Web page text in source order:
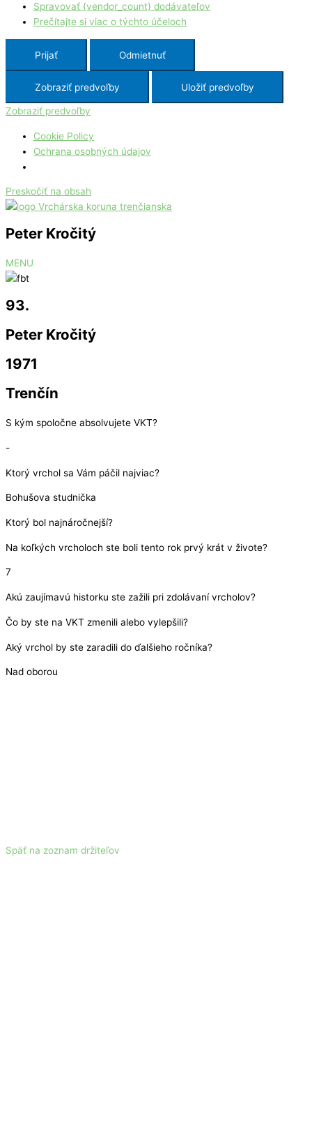
Spravovať {vendor_count} dodávateľov
Prečítajte si viac o týchto účeloch
Prijať Odmietnuť
Zobraziť predvoľby Uložiť predvoľby
Zobraziť predvoľby
Cookie Policy
Ochrana osobných údajov
Preskočiť na obsah
Peter Kročitý
MENU
93.
Peter Kročitý
1971
Trenčín
S kým spoločne absolvujete VKT?
-
Ktorý vrchol sa Vám páčil najviac?
Bohušova studnička
Ktorý bol najnáročnejší?
Na koľkých vrcholoch ste boli tento rok prvý krát v živote?
7
Akú zaujímavú historku ste zažili pri zdolávaní vrcholov?
Čo by ste na VKT zmenili alebo vylepšili?
Aký vrchol by ste zaradili do ďalšieho ročníka?
Nad oborou
Späť na zoznam držiteľov